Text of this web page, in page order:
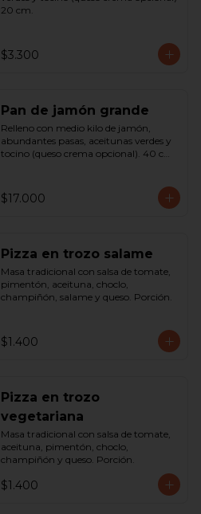
20 cm.
$3.300
Pan de jamón grande
Relleno con medio kilo de jamón,
abundantes pasas, aceitunas verdes y
tocino (queso crema opcional). 40 cm
$17.000
Pizza en trozo salame
Masa tradicional con salsa de tomate,
pimentón, aceituna, choclo,
champiñón, salame y queso. Porción.
$1.400
Pizza en trozo
vegetariana
Masa tradicional con salsa de tomate,
aceituna, pimentón, choclo,
champiñón y queso. Porción.
$1.400